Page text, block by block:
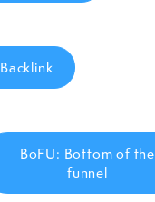
Backlink
BoFU: Bottom of the
funnel